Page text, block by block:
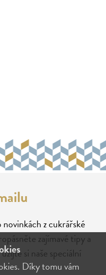
z cukrářské
zajímavé tipy a
si naše speciální
Díky tomu vám